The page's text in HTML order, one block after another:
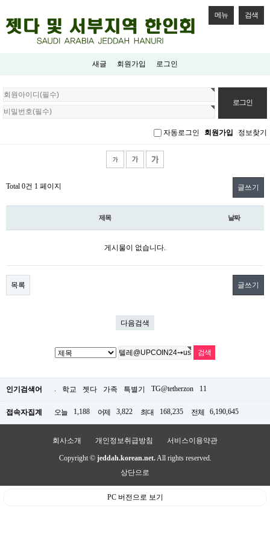
메뉴 검색
새글 회원가입 로그인
회
원
로
자동로그인 회원가입 정보찾기
Total 0건 1 페이지 글쓰기
제목 날짜
게시물이 없습니다.
목록 글쓰기
다음검색
인기검색어 . 학교 젯다 가족 특별기 TG@tetherzon 11
접속자집계 오늘 1,188 어제 3,822 최대 168,235 전체 6,190,645
회사소개 개인정보취급방침 서비스이용약관
Copyright © jeddah.korean.net.All rights reserved.
상단으로
PC 버전으로 보기